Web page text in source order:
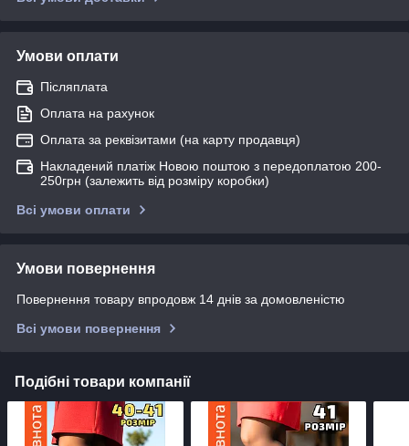
Умови оплати
Післяплата
Оплата на рахунок
Оплата за реквізитами (на карту продавця)
Накладений платіж Новою поштою з передоплатою 200-
250грн (залежить від розміру коробки)
Всі умови оплати
Умови повернення
Повернення товару впродовж 14 днів за домовленістю
Всі умови повернення
Подібні товари компанії